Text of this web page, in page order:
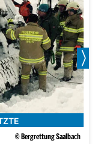
© Bergrettung Saalbach